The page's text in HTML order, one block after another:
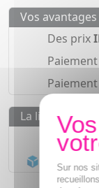
Vos avantages
Des prix
La livraison
Sur nos